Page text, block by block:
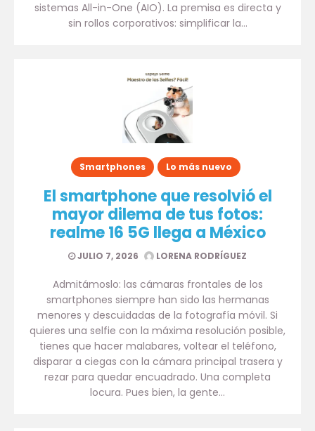
sistemas All-in-One (AIO). La premisa es directa y
sin rollos corporativos: simplificar la…
Smartphones Lo más nuevo
El smartphone que resolvió el
mayor dilema de tus fotos:
realme 16 5G llega a México
JULIO 7, 2026 LORENA RODRÍGUEZ
Admitámoslo: las cámaras frontales de los
smartphones siempre han sido las hermanas
menores y descuidadas de la fotografía móvil. Si
quieres una selfie con la máxima resolución posible,
tienes que hacer malabares, voltear el teléfono,
disparar a ciegas con la cámara principal trasera y
rezar para quedar encuadrado. Una completa
locura. Pues bien, la gente…